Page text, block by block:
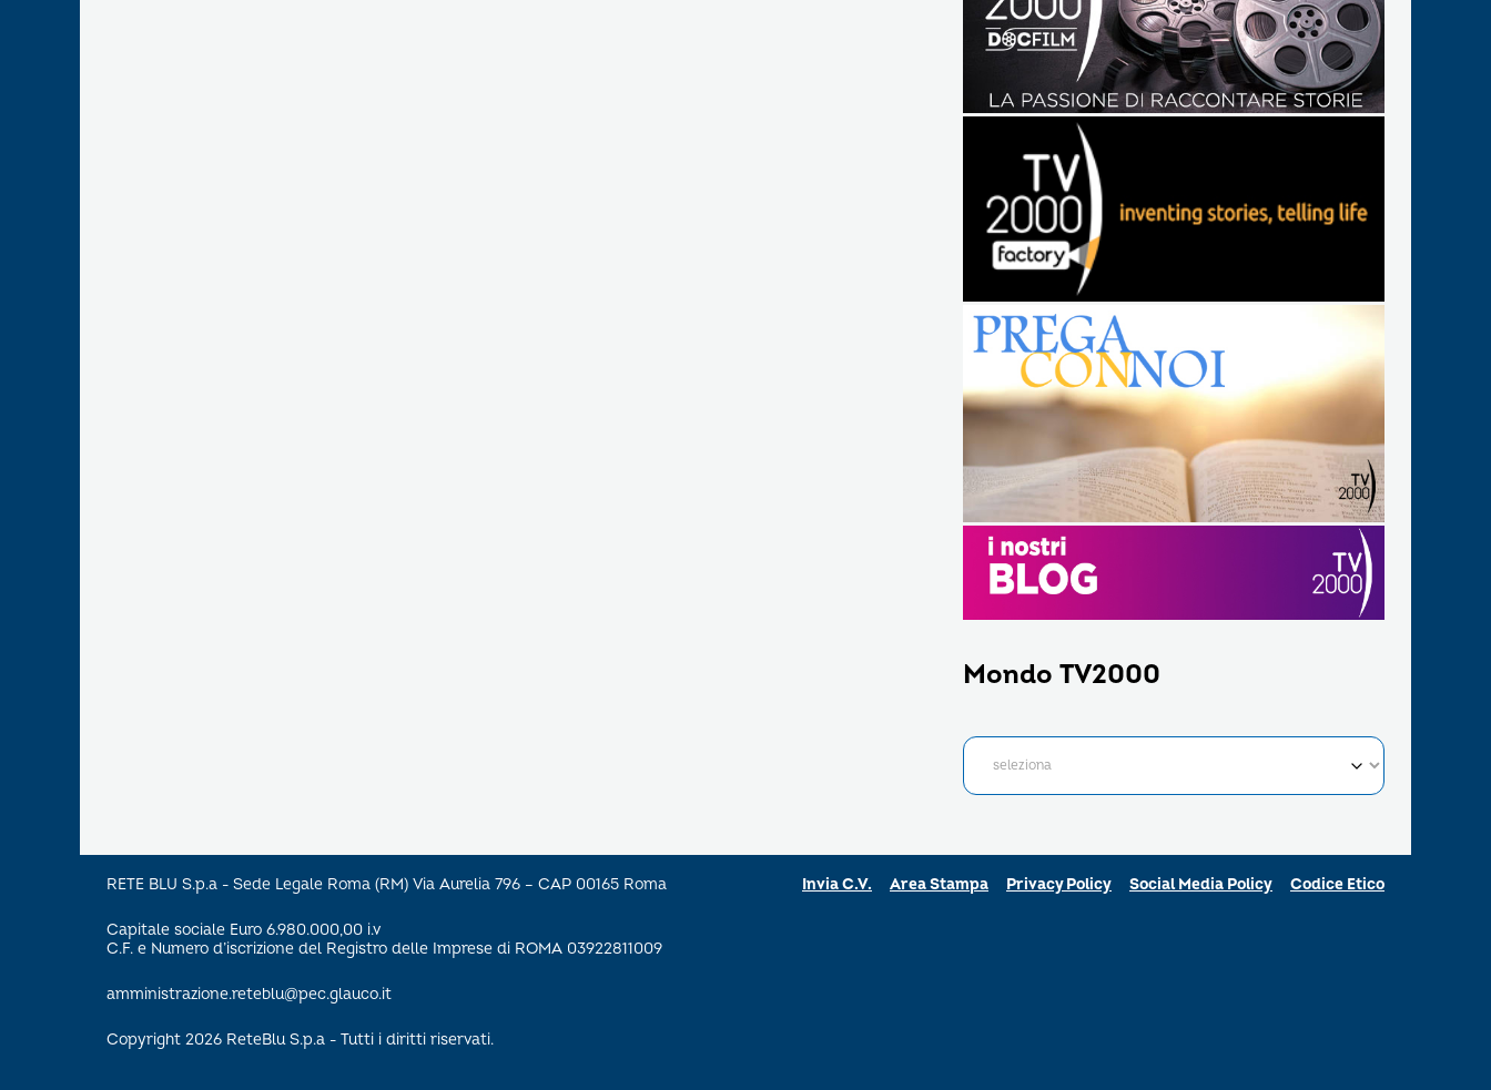
Mondo TV2000
RETE BLU S.p.a - Sede Legale Roma (RM) Via Aurelia 796 – CAP 00165 Roma
Capitale sociale Euro 6.980.000,00 i.v
C.F. e Numero d’iscrizione del Registro delle Imprese di ROMA 03922811009
amministrazione.reteblu@pec.glauco.it
Copyright 2026 ReteBlu S.p.a - Tutti i diritti riservati.
Invia C.V. Area Stampa Privacy Policy Social Media Policy Codice Etico